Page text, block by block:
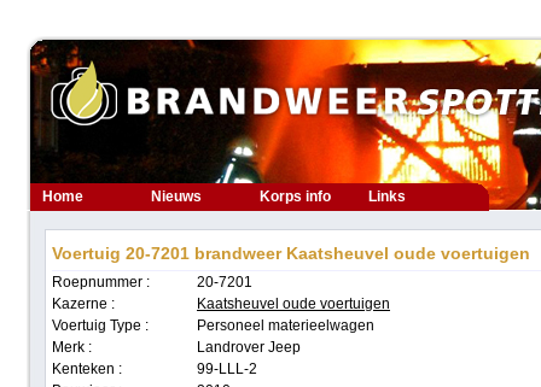
Home Nieuws Korps info Links
Voertuig 20-7201 brandweer Kaatsheuvel oude voertuigen
Roepnummer :
20-7201
Kazerne :
Kaatsheuvel oude voertuigen
Voertuig Type :
Personeel materieelwagen
Merk :
Landrover Jeep
Kenteken :
99-LLL-2